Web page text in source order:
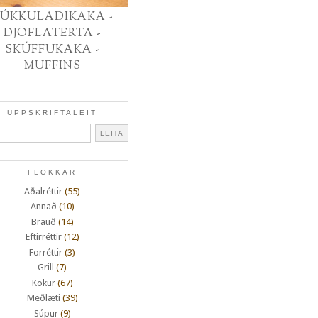
-
DJÖFLATERTA -
SKÚFFUKAKA -
MUFFINS
UPPSKRIFTALEIT
FLOKKAR
Aðalréttir (55)
Annað (10)
Brauð (14)
Eftirréttir (12)
Forréttir (3)
Grill
(7)
Kökur (67)
Meðlæti (39)
Súpur (9)